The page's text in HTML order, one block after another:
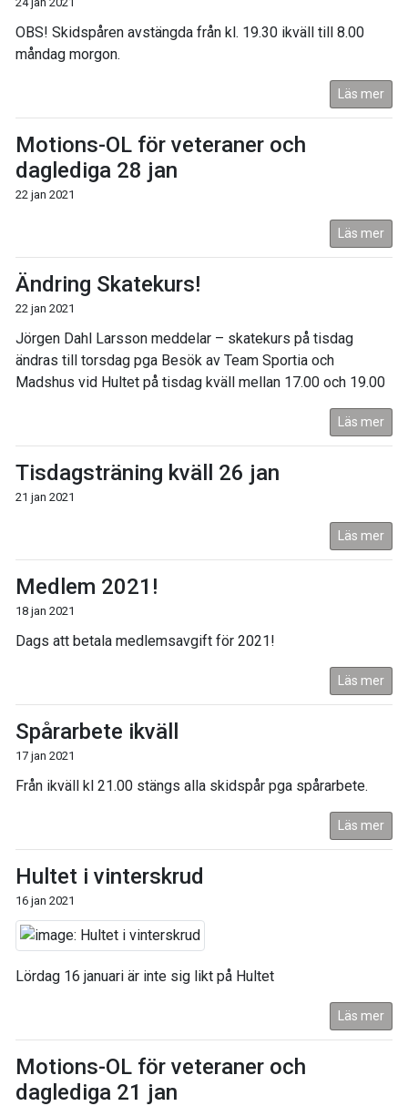
OBS! Skidspåren avstängda från kl. 19.30 ikväll till 8.00
måndag morgon.
Läs mer
Motions-OL för veteraner och
daglediga 28 jan
22 jan 2021
Läs mer
Ändring Skatekurs!
22 jan 2021
Jörgen Dahl Larsson meddelar – skatekurs på tisdag
ändras till torsdag pga Besök av Team Sportia och
Madshus vid Hultet på tisdag kväll mellan 17.00 och 19.00
Läs mer
Tisdagsträning kväll 26 jan
21 jan 2021
Läs mer
Medlem 2021!
18 jan 2021
Dags att betala medlemsavgift för 2021!
Läs mer
Spårarbete ikväll
17 jan 2021
Från ikväll kl 21.00 stängs alla skidspår pga spårarbete.
Läs mer
Hultet i vinterskrud
16 jan 2021
Lördag 16 januari är inte sig likt på Hultet
Läs mer
Motions-OL för veteraner och
daglediga 21 jan